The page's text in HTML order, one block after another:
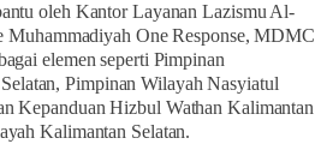
oleh Kantor Layanan Lazismu Al-
One Response, MDMC
elemen seperti Pimpinan
Pimpinan Wilayah Nasyiatul
Kepanduan Hizbul Wathan Kalimantan
Kalimantan Selatan.